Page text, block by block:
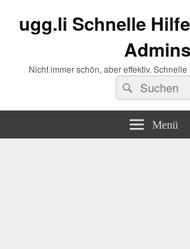
ugg.li Schnelle
Admins
Nicht immer schön, aber effektiv.
Suchen
nach:
Suchen
Menü